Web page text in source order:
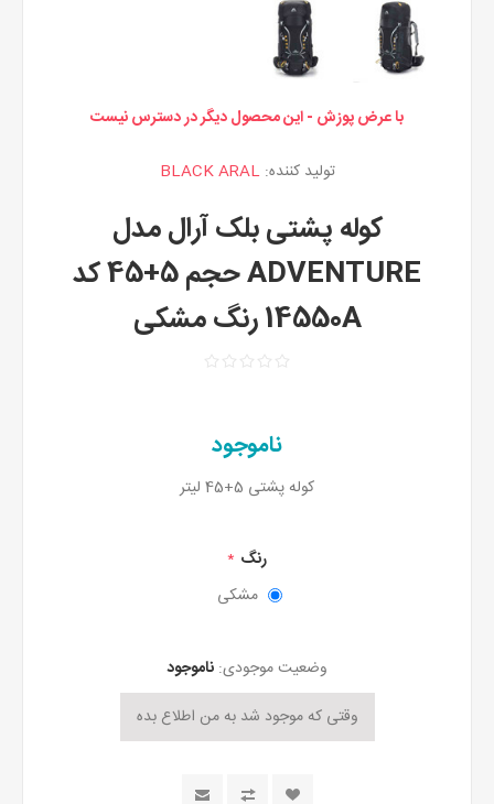
با عرض پوزش - این محصول دیگر در دسترس نیست
تولید کننده: BLACK ARAL
کوله پشتی بلک آرال مدل
ADVENTURE حجم 5+45 کد
14550A رنگ مشکی
ناموجود
کوله پشتی 5+45 لیتر
رنگ *
مشکی
وضعیت موجودی: ناموجود